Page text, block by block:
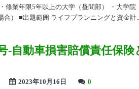
修業年限5年以上の大学（昼間部） ・大学
合） ■出題範囲 ライフプランニングと資金計
-自動車損害賠償責任保
2023年10月16日 0